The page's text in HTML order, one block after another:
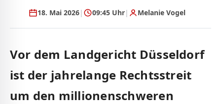
18. Mai 2026| 09:45 Uhr| Melanie Vogel
Vor dem Landgericht Düsseldorf
ist der jahrelange Rechtsstreit
um den millionenschweren